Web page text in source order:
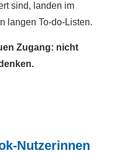
sind, landen im
langen To-do-Listen.
Zugang: nicht
Nutzerinnen